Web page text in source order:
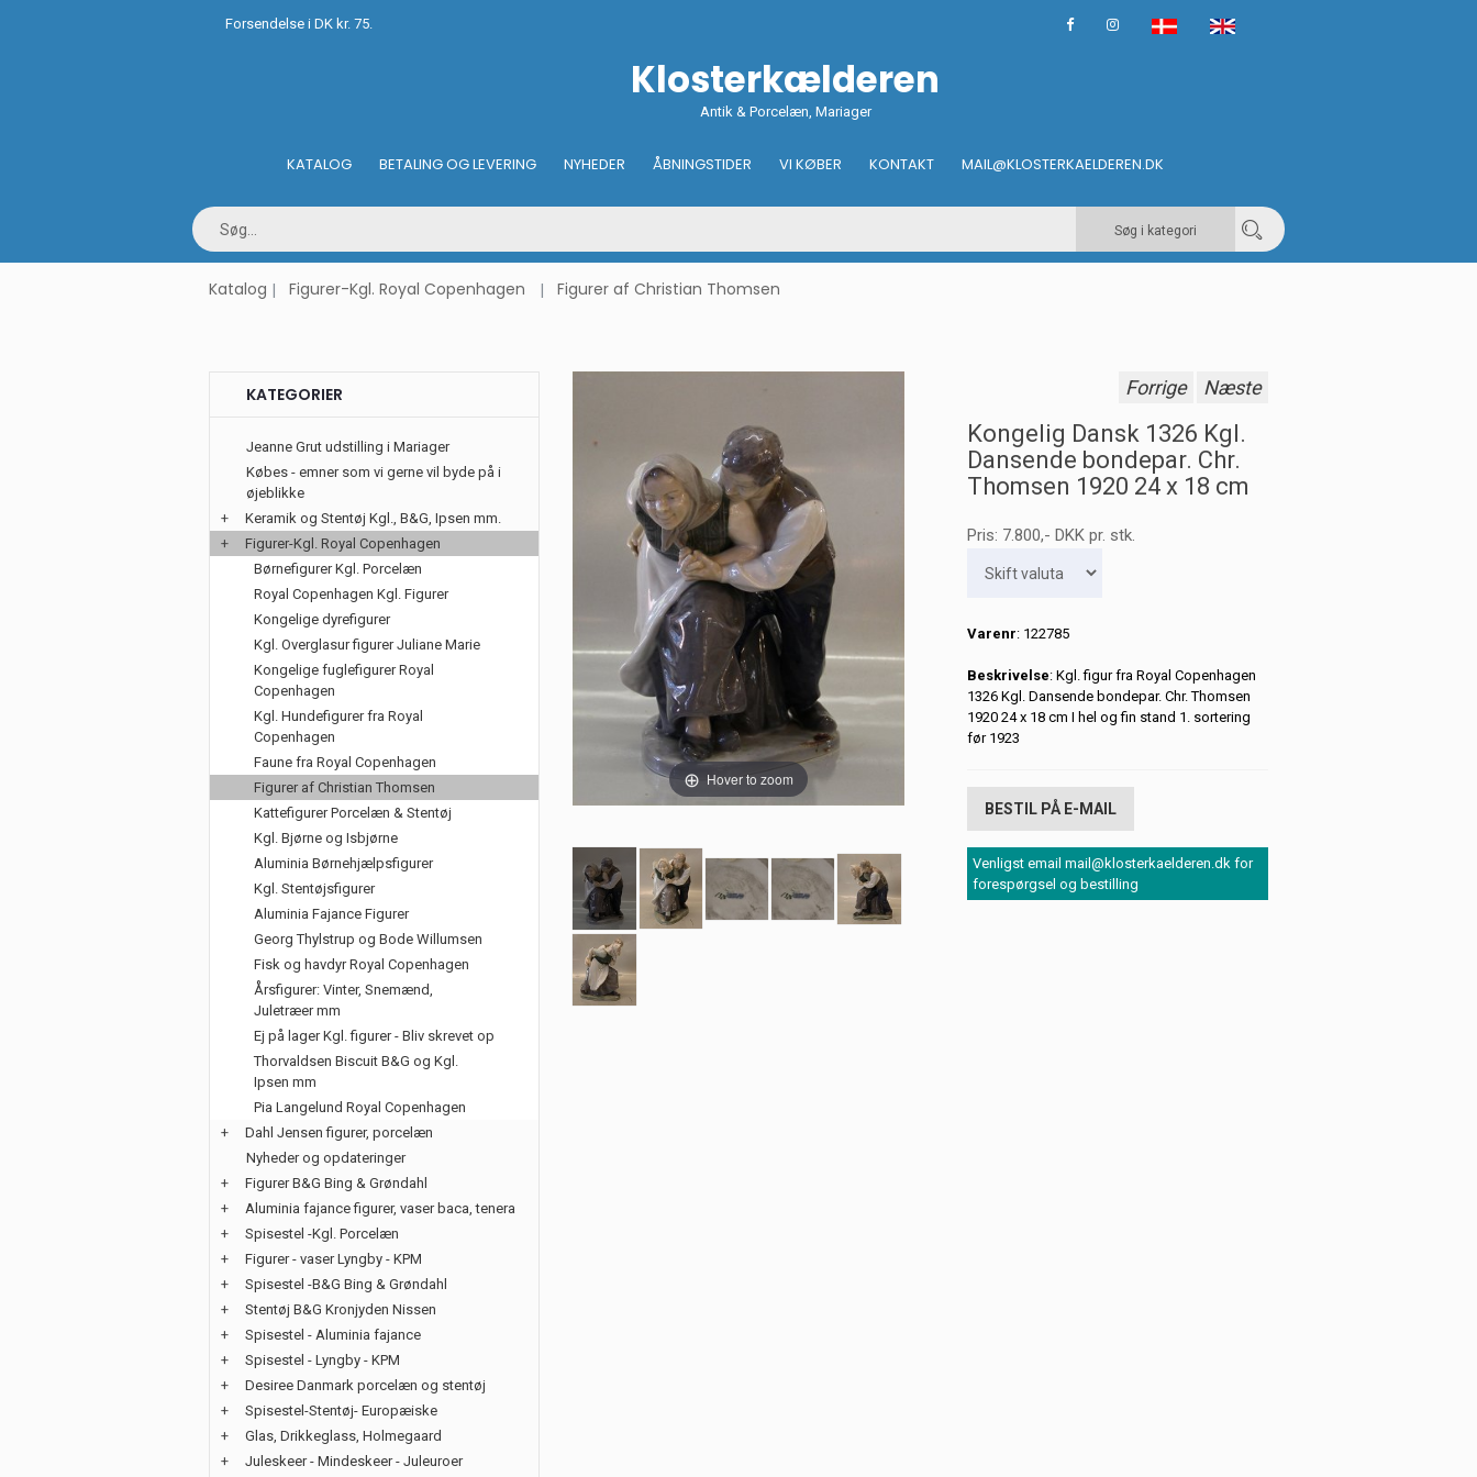
Forsendelse i DK kr. 75.
Klosterkælderen
Antik & Porcelæn, Mariager
KATALOG BETALING OG LEVERING NYHEDER ÅBNINGSTIDER VI KØBER KONTAKT MAIL@KLOSTERKAELDEREN.DK
Søg i kategori
Katalog Figurer-Kgl. Royal Copenhagen Figurer af Christian Thomsen
KATEGORIER
Jeanne Grut udstilling i Mariager
Købes - emner som vi gerne vil byde på i
øjeblikke
+
Keramik og Stentøj Kgl., B&G, Ipsen mm.
+
Figurer-Kgl. Royal Copenhagen
Børnefigurer Kgl. Porcelæn
Royal Copenhagen Kgl. Figurer
Kongelige dyrefigurer
Kgl. Overglasur figurer Juliane Marie
Kongelige fuglefigurer Royal
Copenhagen
Kgl. Hundefigurer fra Royal
Copenhagen
Faune fra Royal Copenhagen
Figurer af Christian Thomsen
Kattefigurer Porcelæn & Stentøj
Kgl. Bjørne og Isbjørne
Aluminia Børnehjælpsfigurer
Kgl. Stentøjsfigurer
Aluminia Fajance Figurer
Georg Thylstrup og Bode Willumsen
Fisk og havdyr Royal Copenhagen
Årsfigurer: Vinter, Snemænd,
Juletræer mm
Ej på lager Kgl. figurer - Bliv skrevet op
Thorvaldsen Biscuit B&G og Kgl.
Ipsen mm
Pia Langelund Royal Copenhagen
+
Dahl Jensen figurer, porcelæn
Nyheder og opdateringer
+
Figurer B&G Bing & Grøndahl
+
Aluminia fajance figurer, vaser baca, tenera
+
Spisestel -Kgl. Porcelæn
+
Figurer - vaser Lyngby - KPM
+
Spisestel -B&G Bing & Grøndahl
+
Stentøj B&G Kronjyden Nissen
+
Spisestel - Aluminia fajance
+
Spisestel - Lyngby - KPM
+
Desiree Danmark porcelæn og stentøj
+
Spisestel-Stentøj- Europæiske
+
Glas, Drikkeglass, Holmegaard
+
Juleskeer - Mindeskeer - Juleuroer
Hover to zoom
Forrige Næste
Kongelig Dansk 1326 Kgl.
Dansende bondepar. Chr.
Thomsen 1920 24 x 18 cm
Pris: 7.800,- DKKpr. stk.
Varenr: 122785
Beskrivelse: Kgl. figur fra Royal Copenhagen
1326 Kgl. Dansende bondepar. Chr. Thomsen
1920 24 x 18 cm I hel og fin stand 1. sortering
før 1923
BESTIL PÅ E-MAIL
Venligst email mail@klosterkaelderen.dk for
forespørgsel og bestilling